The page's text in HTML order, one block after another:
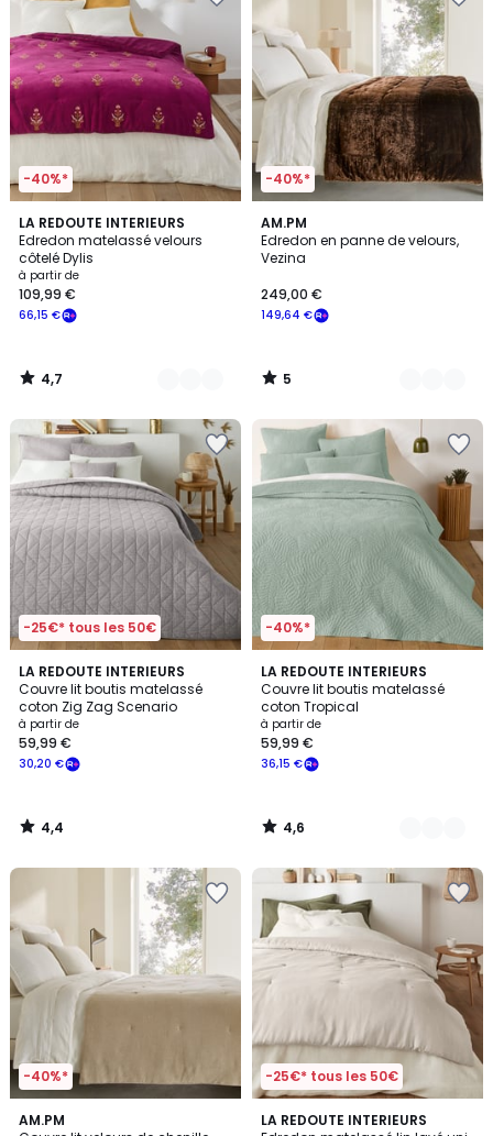
-40%*
LA REDOUTE INTERIEURS
Edredon matelassé velours
côtelé Dylis
à partir de
66,15 €
109,99 €
4,7
/ 5
2
Couleurs
4,7
/
-40%*
AM.PM
Edredon en panne de velours,
Vezina
149,64 €
249,00 €
5
/
5
5
Couleurs
5
/
-25€* tous les 50€
LA REDOUTE INTERIEURS
Couvre lit boutis matelassé
coton Zig Zag Scenario
à partir de
30,20 €
59,99 €
4,4
/ 5
4,4
/
-40%*
LA REDOUTE INTERIEURS
Couvre lit boutis matelassé
coton Tropical
à partir de
36,15 €
59,99 €
4,6
/ 5
6
Couleurs
4,6
/
-40%*
AM.PM
4
4
-25€* tous les 50€
LA REDOUTE INTERIEURS
4,1